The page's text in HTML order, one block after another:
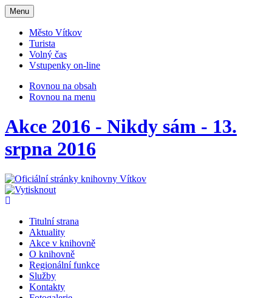
Otevřit
navigaci
Menu
Město Vítkov
Turista
Volný čas
Vstupenky on-line
Rovnou na obsah
Rovnou na menu
Akce 2016 - Nikdy sám - 13.
srpna 2016
Titulní strana
Aktuality
Akce v knihovně
O knihovně
Regionální funkce
Služby
Kontakty